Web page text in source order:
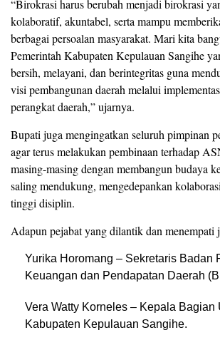
“Birokrasi harus berubah menjadi birokrasi
kolaboratif, akuntabel, serta mampu
berbagai persoalan masyarakat. Mari kita
Pemerintah Kabupaten Kepulauan Sangihe
bersih, melayani, dan berintegritas guna
visi pembangunan daerah melalui
perangkat daerah,” ujarnya.
Bupati juga mengingatkan seluruh pimpinan
agar terus melakukan pembinaan terhadap
masing-masing dengan membangun budaya
saling mendukung, mengedepankan
tinggi disiplin.
Adapun pejabat yang dilantik dan menempati
Yurika Horomang – Sekretaris Badan
Keuangan dan Pendapatan Daerah
Vera Watty Korneles – Kepala Bagian
Kabupaten Kepulauan Sangihe.